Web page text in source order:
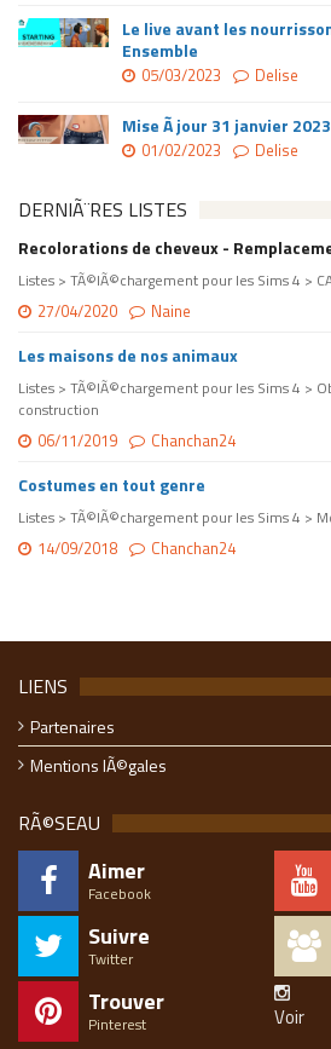
Le live avant les
Ensemble
05/03/2023 Delise
Mise Ã jour 31 janvier 2023
01/02/2023 Delise
DERNIÃ¨RES LISTES
Recolorations de cheveux -
Listes > TÃ©lÃ©chargement pour les Sims 4 >
27/04/2020 Naine
Les maisons de nos animaux
Listes > TÃ©lÃ©chargement pour les Sims 4 >
construction
06/11/2019 Chanchan24
Costumes en tout genre
Listes > TÃ©lÃ©chargement pour les Sims 4 >
14/09/2018 Chanchan24
LIENS
Partenaires
Mentions lÃ©gales
RÃ©SEAU
Aimer
Facebook
Suivre
Twitter
Trouver
Pinterest
Voir